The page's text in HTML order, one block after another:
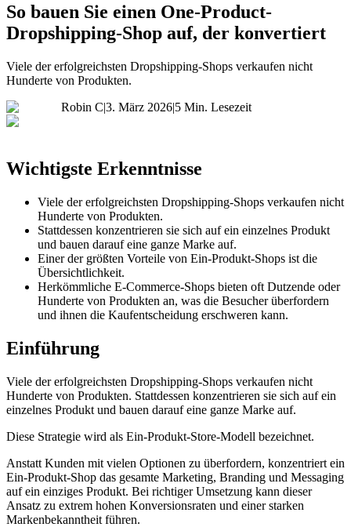
So bauen Sie einen One-Product-
Dropshipping-Shop auf, der konvertiert
Viele der erfolgreichsten Dropshipping-Shops verkaufen nicht
Hunderte von Produkten.
Robin C|3. März 2026|5 Min. Lesezeit
Wichtigste Erkenntnisse
Viele der erfolgreichsten Dropshipping-Shops verkaufen nicht
Hunderte von Produkten.
Stattdessen konzentrieren sie sich auf ein einzelnes Produkt
und bauen darauf eine ganze Marke auf.
Einer der größten Vorteile von Ein-Produkt-Shops ist die
Übersichtlichkeit.
Herkömmliche E-Commerce-Shops bieten oft Dutzende oder
Hunderte von Produkten an, was die Besucher überfordern
und ihnen die Kaufentscheidung erschweren kann.
Einführung
Viele der erfolgreichsten Dropshipping-Shops verkaufen nicht
Hunderte von Produkten. Stattdessen konzentrieren sie sich auf ein
einzelnes Produkt und bauen darauf eine ganze Marke auf.
Diese Strategie wird als Ein-Produkt-Store-Modell bezeichnet.
Anstatt Kunden mit vielen Optionen zu überfordern, konzentriert ein
Ein-Produkt-Shop das gesamte Marketing, Branding und Messaging
auf ein einziges Produkt. Bei richtiger Umsetzung kann dieser
Ansatz zu extrem hohen Konversionsraten und einer starken
Markenbekanntheit führen.